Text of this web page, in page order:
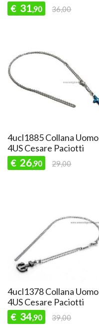
€ 31,90 36,00
4ucl1885 Collana Uomo
4US Cesare Paciotti
€ 26,90 29,00
4ucl1378 Collana Uomo
4US Cesare Paciotti
€ 34,90 39,00